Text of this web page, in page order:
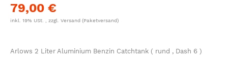
79,00 €
inkl. 19% USt. , zzgl. Versand (Paketversand)
Arlows 2 Liter Aluminium Benzin Catchtank ( rund , Dash 6 )